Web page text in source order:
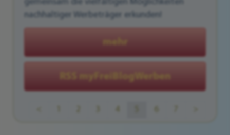
gemeinsam die vielfältigen Möglichkeiten
nachhaltiger Werbeträger erkunden!